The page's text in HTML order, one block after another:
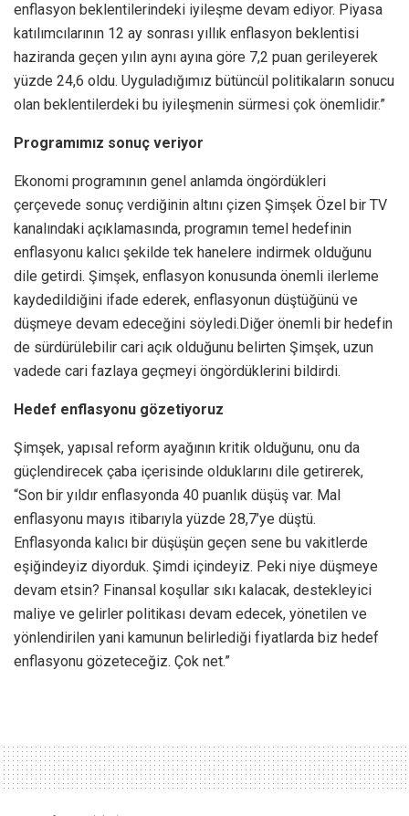
enflasyon beklentilerindeki iyileşme devam ediyor. Piyasa
katılımcılarının 12 ay sonrası yıllık enflasyon beklentisi
haziranda geçen yılın aynı ayına göre 7,2 puan gerileyerek
yüzde 24,6 oldu. Uyguladığımız bütüncül politikaların sonucu
olan beklentilerdeki bu iyileşmenin sürmesi çok önemlidir.”
Programımız sonuç veriyor
Ekonomi programının genel anlamda öngördükleri
çerçevede sonuç verdiğinin altını çizen Şimşek Özel bir TV
kanalındaki açıklamasında, programın temel hedefinin
enflasyonu kalıcı şekilde tek hanelere indirmek olduğunu
dile getirdi. Şimşek, enflasyon konusunda önemli ilerleme
kaydedildiğini ifade ederek, enflasyonun düştüğünü ve
düşmeye devam edeceğini söyledi.Diğer önemli bir hedefin
de sürdürülebilir cari açık olduğunu belirten Şimşek, uzun
vadede cari fazlaya geçmeyi öngördüklerini bildirdi.
Hedef enflasyonu gözetiyoruz
Şimşek, yapısal reform ayağının kritik olduğunu, onu da
güçlendirecek çaba içerisinde olduklarını dile getirerek,
“Son bir yıldır enflasyonda 40 puanlık düşüş var. Mal
enflasyonu mayıs itibarıyla yüzde 28,7’ye düştü.
Enflasyonda kalıcı bir düşüşün geçen sene bu vakitlerde
eşiğindeyiz diyorduk. Şimdi içindeyiz. Peki niye düşmeye
devam etsin? Finansal koşullar sıkı kalacak, destekleyici
maliye ve gelirler politikası devam edecek, yönetilen ve
yönlendirilen yani kamunun belirlediği fiyatlarda biz hedef
enflasyonu gözeteceğiz. Çok net.”